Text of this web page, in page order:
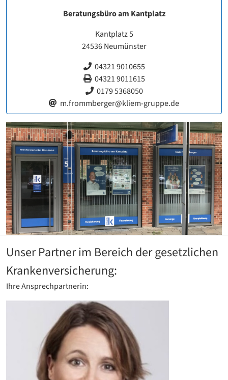
Beratungsbüro am Kantplatz
Kantplatz 5
24536 Neumünster
04321 9010655
04321 9011615
0179 5368050
m.frommberger@kliem-gruppe.de
Unser Partner im Bereich der gesetzlichen
Krankenversicherung:
Ihre Ansprechpartnerin: